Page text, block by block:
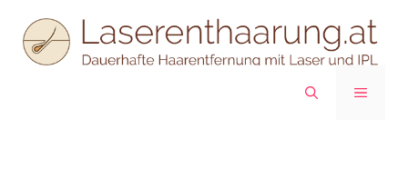
Inhalt
springen
MENÜ